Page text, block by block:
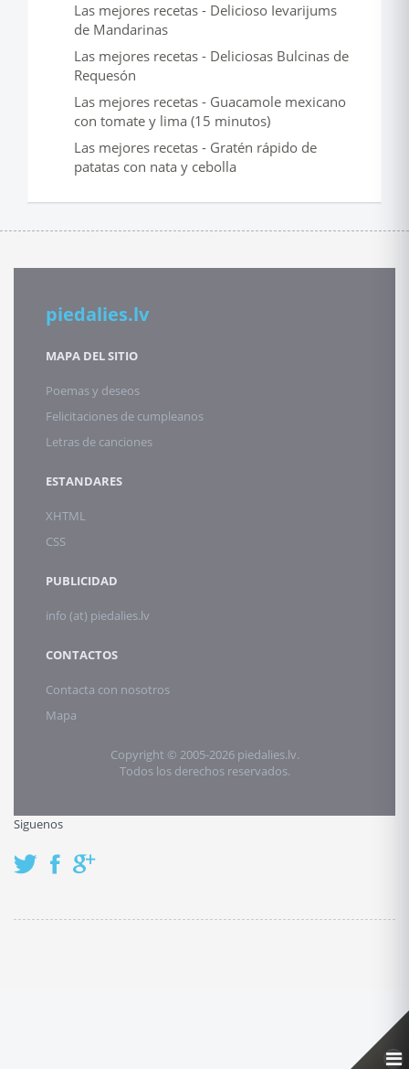
Las mejores recetas - Delicioso Ievarijums
de Mandarinas
Las mejores recetas - Deliciosas Bulcinas de
Requesón
Las mejores recetas - Guacamole mexicano
con tomate y lima (15 minutos)
Las mejores recetas - Gratén rápido de
patatas con nata y cebolla
piedalies.lv
MAPA DEL SITIO
Poemas y deseos
Felicitaciones de cumpleanos
Letras de canciones
ESTANDARES
XHTML
CSS
PUBLICIDAD
info (at) piedalies.lv
CONTACTOS
Contacta con nosotros
Mapa
Copyright © 2005-2026 piedalies.lv.
Todos los derechos reservados.
Siguenos